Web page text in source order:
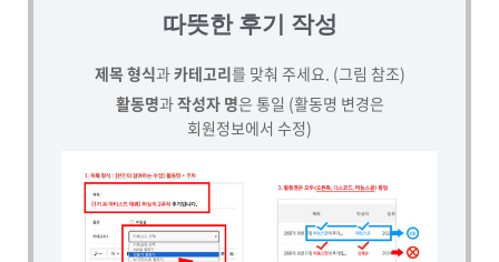
따뜻한 후기 작성
제목 형식과카테고리를 맞춰 주세요. (그림 참조)
활동명과작성자 명은 통일 (활동명 변경은
회원정보에서 수정)